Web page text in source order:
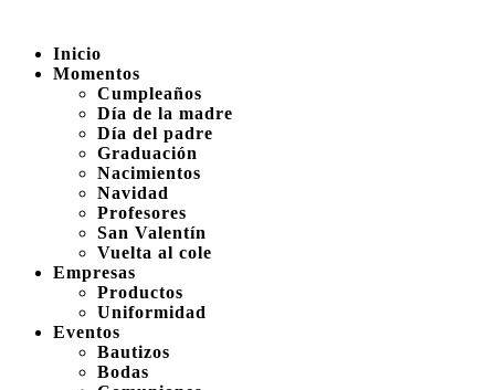
Inicio
Momentos
Cumpleaños
Día de la madre
Día del padre
Graduación
Nacimientos
Navidad
Profesores
San Valentín
Vuelta al cole
Empresas
Productos
Uniformidad
Eventos
Bautizos
Bodas